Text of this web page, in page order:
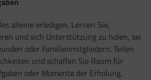
alleine erledigen. Lernen Sie,
und sich Unterstützung zu holen, sei
oder Familienmitgliedern. Teilen
und schaffen Sie Raum für
oder Momente der Erholung.